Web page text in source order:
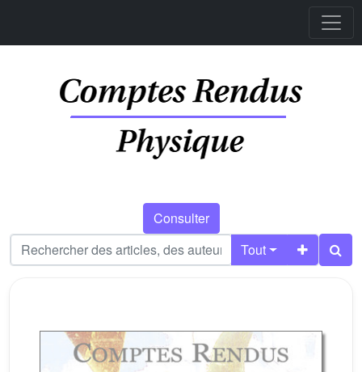
Consulter
Tout